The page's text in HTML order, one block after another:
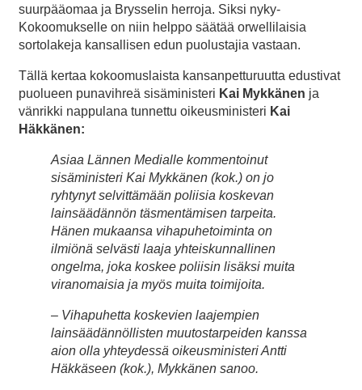
suurpääomaa ja Brysselin herroja. Siksi nyky-
Kokoomukselle on niin helppo säätää orwellilaisia
sortolakeja kansallisen edun puolustajia vastaan.
Tällä kertaa kokoomuslaista kansanpetturuutta edustivat
puolueen punavihreä sisäministeri Kai Mykkänen ja
vänrikki nappulana tunnettu oikeusministeri Kai
Häkkänen:
Asiaa Lännen Medialle kommentoinut
sisäministeri Kai Mykkänen (kok.) on jo
ryhtynyt selvittämään poliisia koskevan
lainsäädännön täsmentämisen tarpeita.
Hänen mukaansa vihapuhetoiminta on
ilmiönä selvästi laaja yhteiskunnallinen
ongelma, joka koskee poliisin lisäksi muita
viranomaisia ja myös muita toimijoita.
– Vihapuhetta koskevien laajempien
lainsäädännöllisten muutostarpeiden kanssa
aion olla yhteydessä oikeusministeri Antti
Häkkäseen (kok.), Mykkänen sanoo.